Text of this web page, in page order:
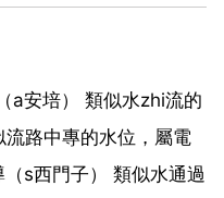
a安培） 類似水zhi流的
路中專的水位，屬電
s西門子） 類似水通過